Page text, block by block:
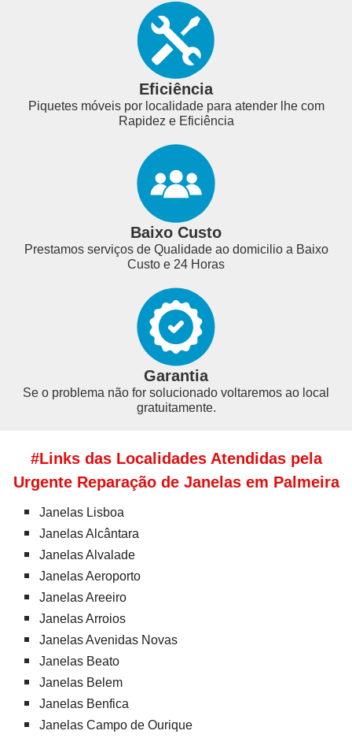
Eficiência
Piquetes móveis por localidade para atender lhe com
Rapidez e Eficiência
Baixo Custo
Prestamos serviços de Qualidade ao domicilio a Baixo
Custo e 24 Horas
Garantia
Se o problema não for solucionado voltaremos ao local
gratuitamente.
#Links das Localidades Atendidas pela
Urgente Reparação de Janelas em Palmeira
Janelas Lisboa
Janelas Alcântara
Janelas Alvalade
Janelas Aeroporto
Janelas Areeiro
Janelas Arroios
Janelas Avenidas Novas
Janelas Beato
Janelas Belem
Janelas Benfica
Janelas Campo de Ourique